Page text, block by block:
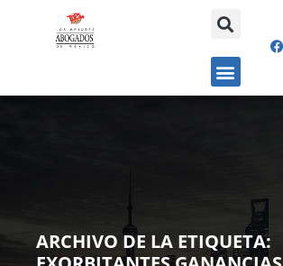
ARCHIVO DE LA ETIQUETA: